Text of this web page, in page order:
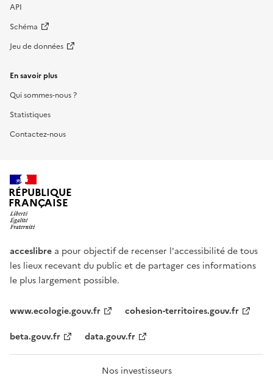
API
Schéma
Jeu de données
En savoir plus
Qui sommes-nous ?
Statistiques
Contactez-nous
RÉPUBLIQUE
FRANÇAISE
acceslibre a pour objectif de recenser l'accessibilité de tous
les lieux recevant du public et de partager ces informations
le plus largement possible.
www.ecologie.gouv.fr
cohesion-territoires.gouv.fr
beta.gouv.fr
data.gouv.fr
Nos investisseurs